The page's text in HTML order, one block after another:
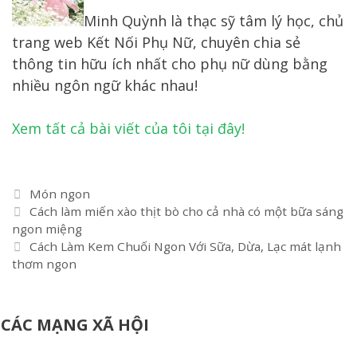
Minh Quỳnh là thạc sỹ tâm lý học, chủ
trang web Kết Nối Phụ Nữ, chuyên chia sẻ
thông tin hữu ích nhất cho phụ nữ dùng bằng
nhiều ngôn ngữ khác nhau!
Xem tất cả bài viết của tôi tại đây!
Danh
mục
Món ngon
Điều
hướng
bài
viết
Cách làm miến xào thịt bò cho cả nhà có một bữa sáng
ngon miệng
Cách Làm Kem Chuối Ngon Với Sữa, Dừa, Lạc mát lạnh
thơm ngon
CÁC MẠNG XÃ HỘI